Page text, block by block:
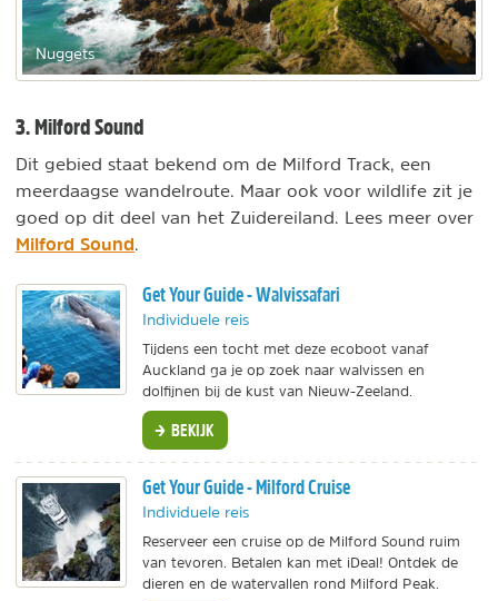
Nuggets
3. Milford Sound
Dit gebied staat bekend om de Milford Track, een
meerdaagse wandelroute. Maar ook voor wildlife zit je
goed op dit deel van het Zuidereiland. Lees meer over
Milford Sound.
Get Your Guide - Walvissafari
Individuele reis
Tijdens een tocht met deze ecoboot vanaf
Auckland ga je op zoek naar walvissen en
dolfijnen bij de kust van Nieuw-Zeeland.
BEKIJK
Get Your Guide - Milford Cruise
Individuele reis
Reserveer een cruise op de Milford Sound ruim
van tevoren. Betalen kan met iDeal! Ontdek de
dieren en de watervallen rond Milford Peak.